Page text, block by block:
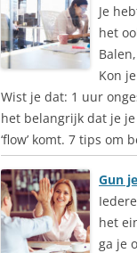
Je
het
Kon
Wist je dat: 1 uur
het belangrijk dat je
‘flow’ komt. 7 tips
Gun
het
ga je